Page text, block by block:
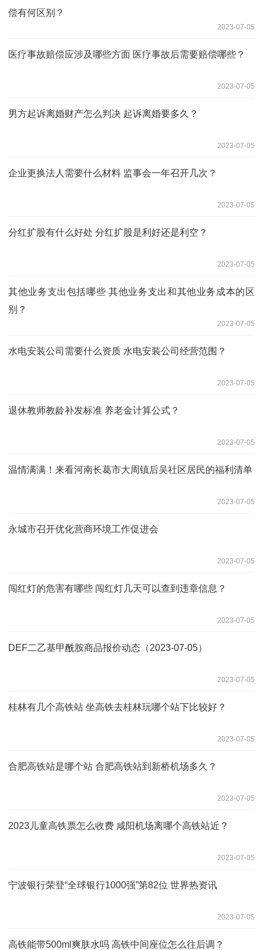
偿有何区别？
2023-07-05
医疗事故赔偿应涉及哪些方面 医疗事故后需要赔偿哪些？
2023-07-05
男方起诉离婚财产怎么判决 起诉离婚要多久？
2023-07-05
企业更换法人需要什么材料 监事会一年召开几次？
2023-07-05
分红扩股有什么好处 分红扩股是利好还是利空？
2023-07-05
其他业务支出包括哪些 其他业务支出和其他业务成本的区
别？
2023-07-05
水电安装公司需要什么资质 水电安装公司经营范围？
2023-07-05
退休教师教龄补发标准 养老金计算公式？
2023-07-05
温情满满！来看河南长葛市大周镇后吴社区居民的福利清单
2023-07-05
永城市召开优化营商环境工作促进会
2023-07-05
闯红灯的危害有哪些 闯红灯几天可以查到违章信息？
2023-07-05
DEF二乙基甲酰胺商品报价动态（2023-07-05）
2023-07-05
桂林有几个高铁站 坐高铁去桂林玩哪个站下比较好？
2023-07-05
合肥高铁站是哪个站 合肥高铁站到新桥机场多久？
2023-07-05
2023儿童高铁票怎么收费 咸阳机场离哪个高铁站近？
2023-07-05
宁波银行荣登“全球银行1000强”第82位 世界热资讯
2023-07-05
高铁能带500ml爽肤水吗 高铁中间座位怎么往后调？